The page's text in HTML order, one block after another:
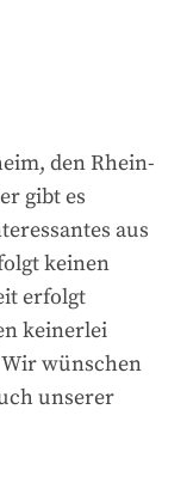
den Rhein-
gibt es
aus
keinen
erfolgt
keinerlei
wünschen
unserer